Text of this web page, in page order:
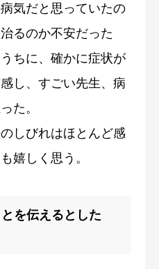
気だと思っていたの
るのか不安だった
ちに、確かに症状が
し、すごい先生、病
た。
しびれはほとんど感
嬉しく思う。
を伝えるとした